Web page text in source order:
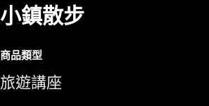
小鎮散步
商品類型
旅遊講座